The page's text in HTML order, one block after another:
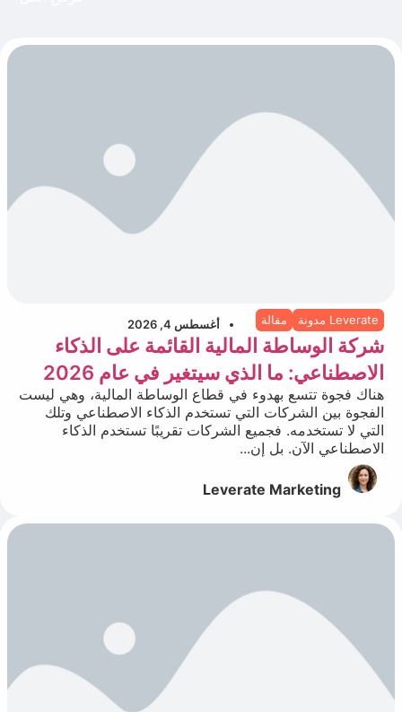
Leverate مدونة مقالة أغسطس 4, 2026
شركة الوساطة المالية القائمة على الذكاء
الاصطناعي: ما الذي سيتغير في عام 2026
هناك فجوة تتسع بهدوء في قطاع الوساطة المالية، وهي ليست
الفجوة بين الشركات التي تستخدم الذكاء الاصطناعي وتلك
التي لا تستخدمه. فجميع الشركات تقريبًا تستخدم الذكاء
الاصطناعي الآن. بل إن...
Leverate Marketing